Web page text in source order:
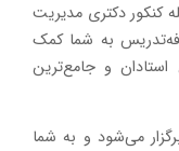
کنکور دکتری مدیریت
به شما کمک
استادان و جامع‌ترین
می‌شود و به شما